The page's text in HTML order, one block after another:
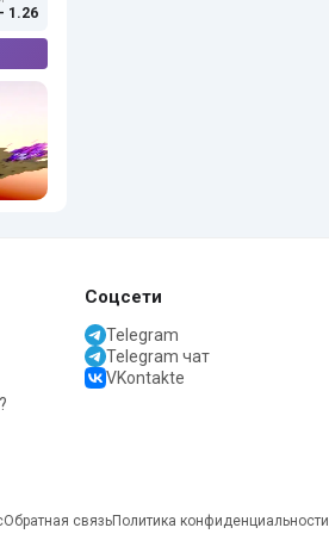
1.26
Соцсети
Telegram
Telegram чат
VKontakte
Обратная связьПолитика конфиденциальности